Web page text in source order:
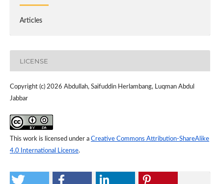
Articles
LICENSE
Copyright (c) 2026 Abdullah, Saifuddin Herlambang, Luqman Abdul
Jabbar
This work is licensed under a Creative Commons Attribution-ShareAlike
4.0 International License.